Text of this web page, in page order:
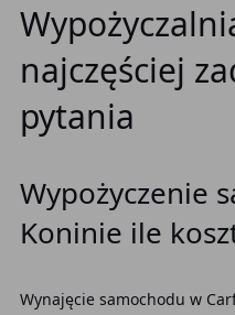
najczęściej
pytania
Wypożyczenie
Koninie ile
Wynajęcie samochodu w